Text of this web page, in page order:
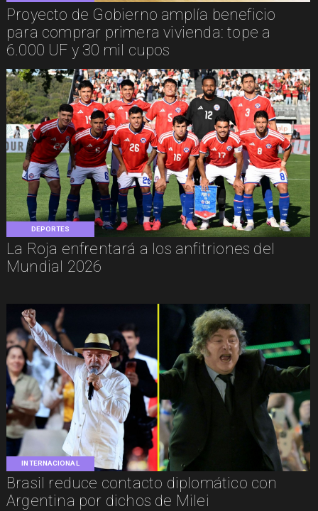
Proyecto de Gobierno amplía beneficio
para comprar primera vivienda: tope a
6.000 UF y 30 mil cupos
DEPORTES
La Roja enfrentará a los anfitriones del
Mundial 2026
INTERNACIONAL
Brasil reduce contacto diplomático con
Argentina por dichos de Milei